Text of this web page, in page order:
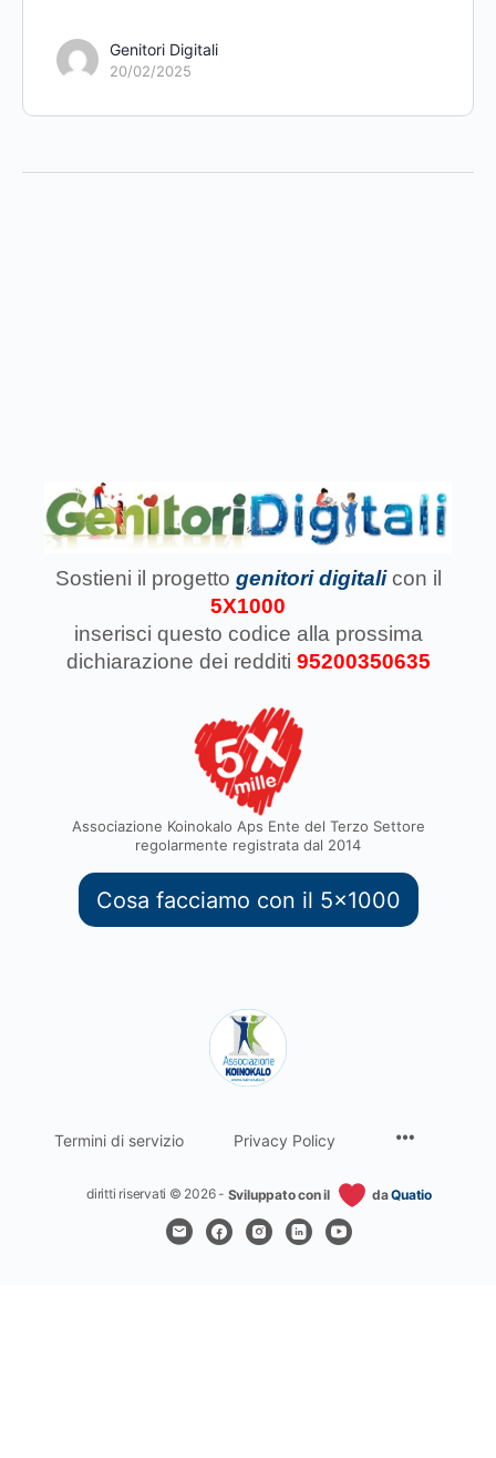
Genitori Digitali
20/02/2025
Sostieni il progetto genitori digitali con il
5X1000
inserisci questo codice alla prossima
dichiarazione dei redditi 95200350635
Associazione Koinokalo Aps Ente del Terzo Settore
regolarmente registrata dal 2014
Cosa facciamo con il 5x1000
Termini di servizio Privacy Policy
diritti riservati © 2026 - Sviluppato con il daQuatio